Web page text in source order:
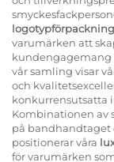
logotypförpackning
varumärken att
kundengagemang
vår samling visar
och
konkurrensutsatta
Kombinationen av
på bandhandtaget
positionerar våra
för varumärken